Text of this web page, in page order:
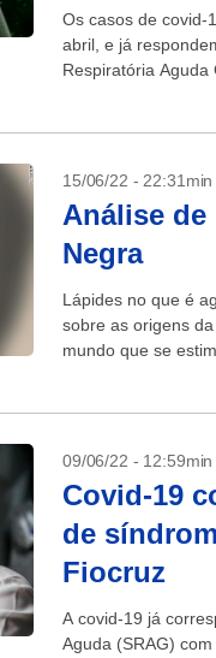
Os casos de covid-
abril, e já
Respiratória Aguda
15/06/22 - 22:31min
Análise de
Negra
Lápides no que é
sobre as origens
mundo que se
09/06/22 - 12:59min
Covid-19
de
Fiocruz
A covid-19 já
Aguda (SRAG)